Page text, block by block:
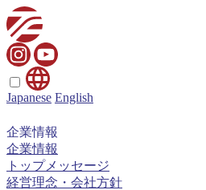
Japanese English
企業情報
企業情報
トップメッセージ
経営理念・会社方針